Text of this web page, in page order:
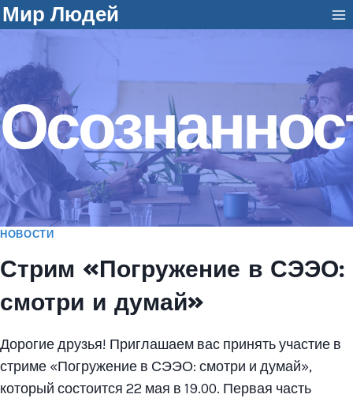
Перейти
к
содержанию
Мир Людей
НОВОСТИ
Стрим «Погружение в СЭЭО:
смотри и думай»
Дорогие друзья! Приглашаем вас принять участие в
стриме «Погружение в СЭЭО: смотри и думай»,
который состоится 22 мая в 19.00. Первая часть